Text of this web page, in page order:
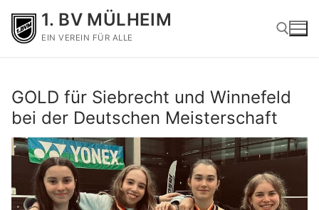
1. BV MÜLHEIM
EIN VEREIN FÜR ALLE
GOLD für Siebrecht und Winnefeld
bei der Deutschen Meisterschaft